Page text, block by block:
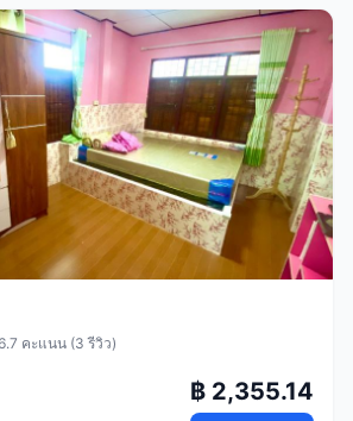
คะแนน (3 รีวิว)
฿ 2,355.14